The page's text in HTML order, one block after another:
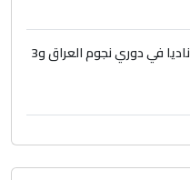
لجنة التراخيص : 17 ناديا في دوري نجوم العراق و3